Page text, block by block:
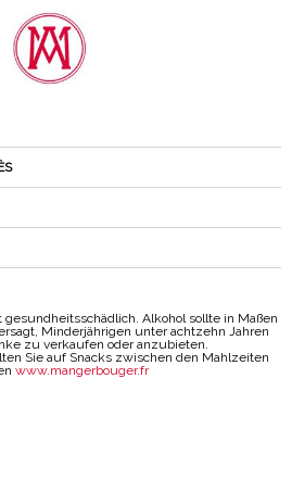
gesundheitsschädlich. Alkohol sollte in Maßen
Minderjährigen unter achtzehn Jahren
zu verkaufen oder anzubieten.
Sie auf Snacks zwischen den Mahlzeiten
www.mangerbouger.fr